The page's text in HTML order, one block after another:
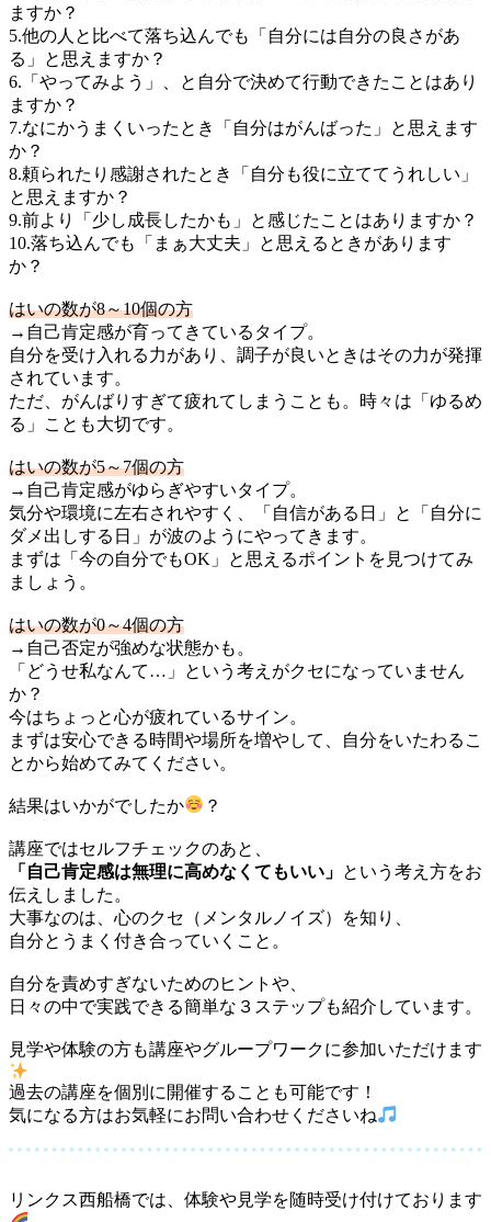
ますか？
5.他の人と比べて落ち込んでも「自分には自分の良さがあ
る」と思えますか？
6.「やってみよう」、と自分で決めて行動できたことはあり
ますか？
7.なにかうまくいったとき「自分はがんばった」と思えます
か？
8.頼られたり感謝されたとき「自分も役に立ててうれしい」
と思えますか？
9.前より「少し成長したかも」と感じたことはありますか？
10.落ち込んでも「まぁ大丈夫」と思えるときがあります
か？
はいの数が8～10個の方
→自己肯定感が育ってきているタイプ。
自分を受け入れる力があり、調子が良いときはその力が発揮
されています。
ただ、がんばりすぎて疲れてしまうことも。時々は「ゆるめ
る」ことも大切です。
はいの数が5～7個の方
→自己肯定感がゆらぎやすいタイプ。
気分や環境に左右されやすく、「自信がある日」と「自分に
ダメ出しする日」が波のようにやってきます。
まずは「今の自分でもOK」と思えるポイントを見つけてみ
ましょう。
はいの数が0～4個の方
→自己否定が強めな状態かも。
「どうせ私なんて…」という考えがクセになっていません
か？
今はちょっと心が疲れているサイン。
まずは安心できる時間や場所を増やして、自分をいたわるこ
とから始めてみてください。
結果はいかがでしたか ？
講座ではセルフチェックのあと、
「自己肯定感は無理に高めなくてもいい」 という考え方をお
伝えしました。
大事なのは、心のクセ（メンタルノイズ）を知り、
自分とうまく付き合っていくこと。
自分を責めすぎないためのヒントや、
日々の中で実践できる簡単な３ステップも紹介しています。
見学や体験の方も講座やグループワークに参加いただけます
過去の講座を個別に開催することも可能です！
気になる方はお気軽にお問い合わせくださいね
リンクス西船橋では、体験や見学を随時受け付けております